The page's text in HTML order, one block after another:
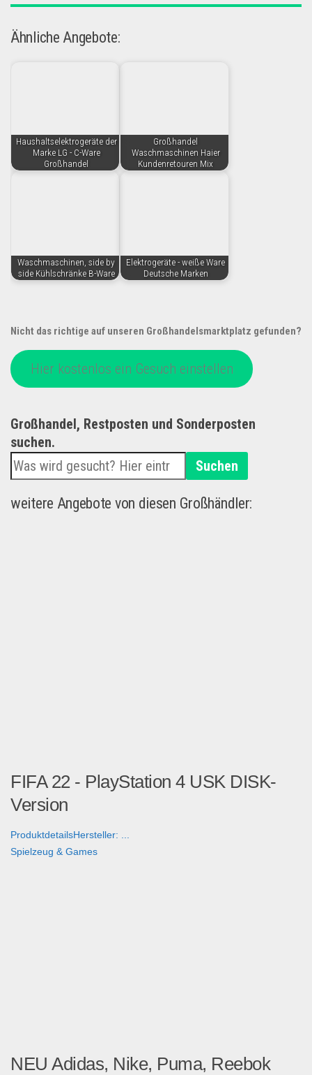
Ähnliche Angebote:
Haushaltselektrogeräte der
Marke LG - C-Ware
Großhandel
Großhandel
Waschmaschinen Haier
Kundenretouren Mix
Waschmaschinen, side by
side Kühlschränke B-Ware
Elektrogeräte - weiße Ware
Deutsche Marken
Nicht das richtige auf unseren Großhandelsmarktplatz gefunden?
Hier kostenlos ein Gesuch einstellen
Großhandel, Restposten und Sonderposten
suchen.
Suchen
weitere Angebote von diesen Großhändler:
FIFA 22 - PlayStation 4 USK DISK-
Version
ProduktdetailsHersteller: ...
Spielzeug & Games
NEU Adidas, Nike, Puma, Reebok